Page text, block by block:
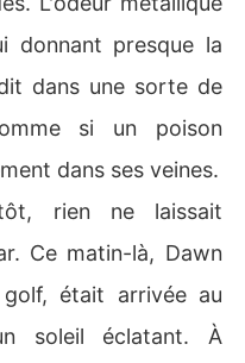
et revenir un jour pour f
vie.
donnant presque la
dans une sorte de
si un poison
dans ses veines.
rien ne laissait
Ce matin-là, Dawn
était arrivée au
soleil éclatant. À